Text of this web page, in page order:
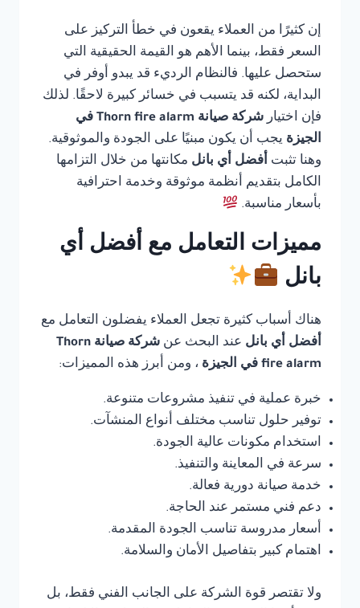
إن كثيرًا من العملاء يقعون في خطأ التركيز على
السعر فقط، بينما الأهم هو القيمة الحقيقية التي
ستحصل عليها. فالنظام الرديء قد يبدو أوفر في
البداية، لكنه قد يتسبب في خسائر كبيرة لاحقًا. لذلك
فإن اختيار
شركة صيانة Thorn fire alarm في
الجيزة يجب أن يكون مبنيًا على الجودة والموثوقية.
وهنا تثبت أفضل أي بانل مكانتها من خلال التزامها
الكامل بتقديم أنظمة موثوقة وخدمة احترافية
بأسعار مناسبة.
مميزات التعامل مع أفضل أي
بانل
هناك أسباب كثيرة تجعل العملاء يفضلون التعامل مع
أفضل أي بانل عند البحث عن
شركة صيانة Thorn
fire alarm في الجيزة
، ومن أبرز هذه المميزات:
خبرة عملية في تنفيذ مشروعات متنوعة.
توفير حلول تناسب مختلف أنواع المنشآت.
استخدام مكونات عالية الجودة.
سرعة في المعاينة والتنفيذ.
خدمة صيانة دورية فعالة.
دعم فني مستمر عند الحاجة.
أسعار مدروسة تناسب الجودة المقدمة.
اهتمام كبير بتفاصيل الأمان والسلامة.
ولا تقتصر قوة الشركة على الجانب الفني فقط، بل